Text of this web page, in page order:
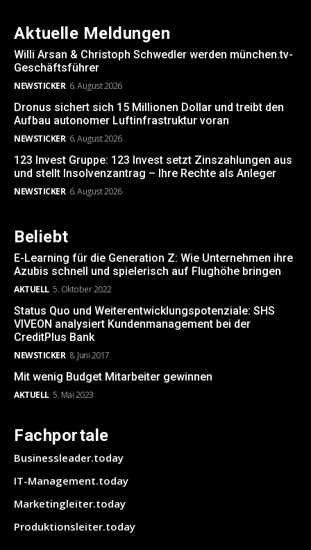
Aktuelle Meldungen
Willi Arsan & Christoph Schwedler werden münchen.tv-
Geschäftsführer
NEWSTICKER 6. August 2026
Dronus sichert sich 15 Millionen Dollar und treibt den
Aufbau autonomer Luftinfrastruktur voran
NEWSTICKER 6. August 2026
123 Invest Gruppe: 123 Invest setzt Zinszahlungen aus
und stellt Insolvenzantrag – Ihre Rechte als Anleger
NEWSTICKER 6. August 2026
Beliebt
E-Learning für die Generation Z: Wie Unternehmen ihre
Azubis schnell und spielerisch auf Flughöhe bringen
AKTUELL 5. Oktober 2022
Status Quo und Weiterentwicklungspotenziale: SHS
VIVEON analysiert Kundenmanagement bei der
CreditPlus Bank
NEWSTICKER 8. Juni 2017
Mit wenig Budget Mitarbeiter gewinnen
AKTUELL 5. Mai 2023
Fachportale
Businessleader.today
IT-Management.today
Marketingleiter.today
Produktionsleiter.today